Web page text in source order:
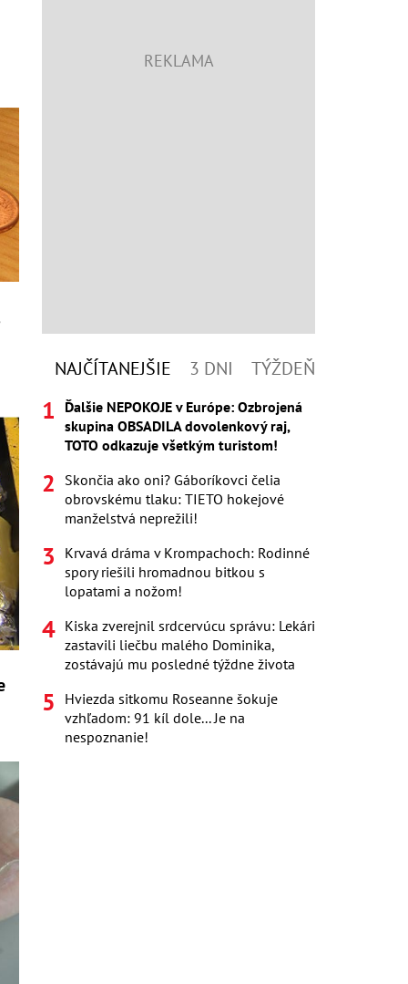
NAJČÍTANEJŠIE 3 DNI TÝŽDEŇ
Ďalšie NEPOKOJE v Európe: Ozbrojená
skupina OBSADILA dovolenkový raj,
TOTO odkazuje všetkým turistom!
Skončia ako oni? Gáboríkovci čelia
obrovskému tlaku: TIETO hokejové
manželstvá neprežili!
Krvavá dráma v Krompachoch: Rodinné
spory riešili hromadnou bitkou s
lopatami a nožom!
Kiska zverejnil srdcervúcu správu: Lekári
zastavili liečbu malého Dominika,
zostávajú mu posledné týždne života
Hviezda sitkomu Roseanne šokuje
vzhľadom: 91 kíl dole... Je na
nespoznanie!